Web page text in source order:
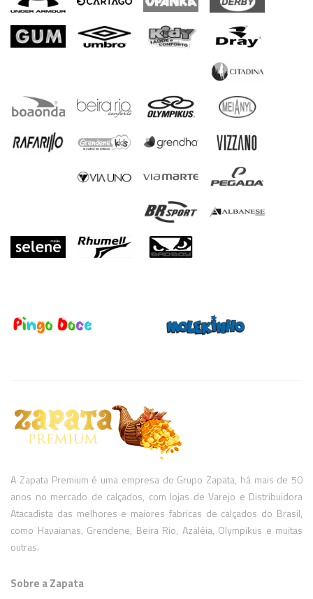
A Zapata Premium é uma empresa do Grupo Zapata, há mais de 50
anos no mercado de calçados, com lojas de Varejo e Distribuidora
Atacadista das melhores e maiores fabricas de calçados do Brasil,
como Havaianas, Grendene, Beira Rio, Azaléia, Olympikus e muitas
outras.
Sobre a Zapata